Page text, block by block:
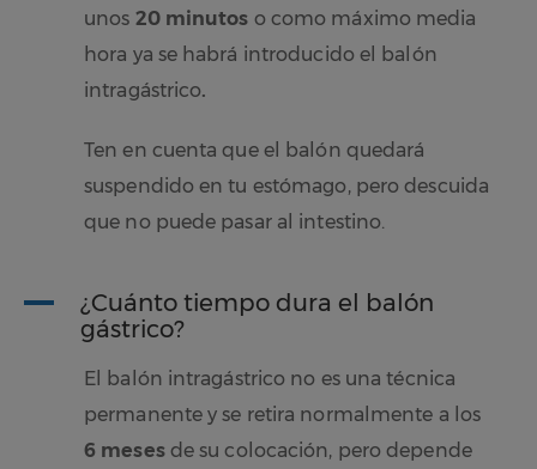
unos 20 minutos o como máximo media
hora ya se habrá introducido el balón
intragástrico.
Ten en cuenta que el balón quedará
suspendido en tu estómago, pero descuida
que no puede pasar al intestino.
A
¿Cuánto tiempo dura el balón
gástrico?
El balón intragástrico no es una técnica
permanente y se retira normalmente a los
6 mesesde su colocación, pero depende